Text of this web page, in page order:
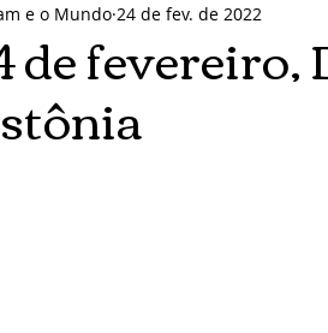
de
e o Mundo 24 de fev. de 2022